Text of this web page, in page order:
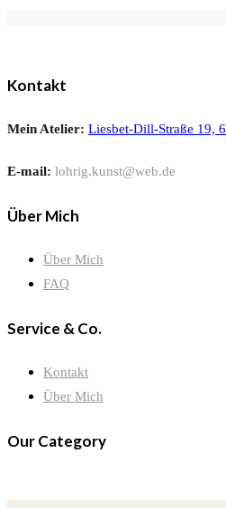
Kontakt
Mein Atelier: Liesbet-Dill-Straße 19,
E-mail: lohrig.kunst@web.de
Über Mich
Über Mich
FAQ
Service & Co.
Kontakt
Über Mich
Our Category